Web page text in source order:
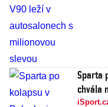
Sparta
chvála